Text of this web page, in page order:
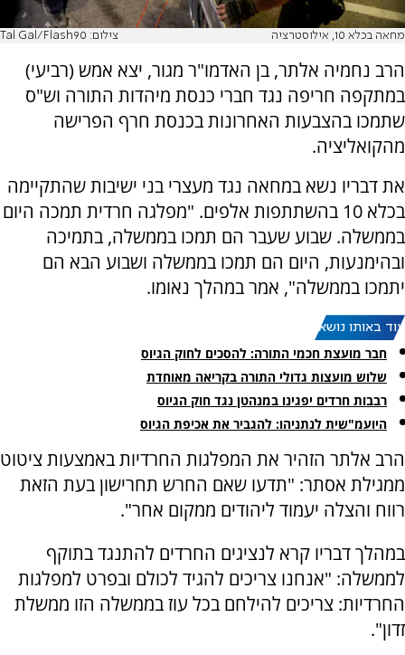
מחאה בכלא 10, אילוסטרציה צילום: Tal Gal/Flash90
הרב נחמיה אלתר, בן האדמו"ר מגור, יצא אמש (רביעי)
במתקפה חריפה נגד חברי כנסת מיהדות התורה וש"ס
שתמכו בהצבעות האחרונות בכנסת חרף הפרישה
מהקואליציה.
את דבריו נשא במחאה נגד מעצרי בני ישיבות שהתקיימה
בכלא 10 בהשתתפות אלפים. "מפלגה חרדית תמכה היום
בממשלה. שבוע שעבר הם תמכו בממשלה, בתמיכה
ובהימנעות, היום הם תמכו בממשלה ושבוע הבא הם
יתמכו בממשלה", אמר במהלך נאומו.
עוד באותו נושא:
חבר מועצת חכמי התורה: להסכים לחוק הגיוס
שלוש מועצות גדולי התורה בקריאה מאוחדת
רבבות חרדים יפגינו במנהטן נגד חוק הגיוס
היועמ"שית לנתניהו: להגביר את אכיפת הגיוס
הרב אלתר הזהיר את המפלגות החרדיות באמצעות ציטוט
ממגילת אסתר: "תדעו שאם החרש תחרישון בעת הזאת
רווח והצלה יעמוד ליהודים ממקום אחר".
במהלך דבריו קרא לנציגים החרדים להתנגד בתוקף
לממשלה: "אנחנו צריכים להגיד לכולם ובפרט למפלגות
החרדיות: צריכים להילחם בכל עוז בממשלה הזו ממשלת
זדון".